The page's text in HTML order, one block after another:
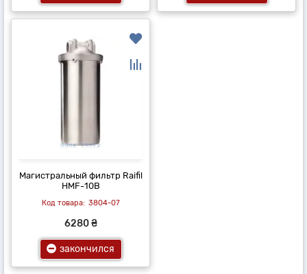
Магистральный фильтр Raifil
HMF-10B
3804-07
6280 ₴
закончился